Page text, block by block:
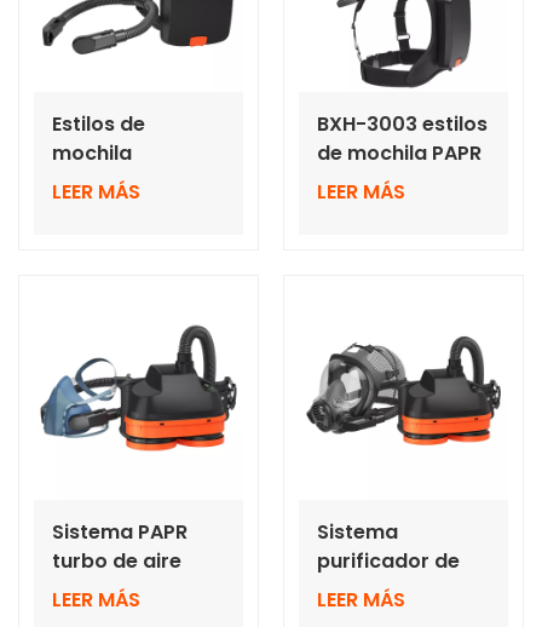
Estilos de
mochila
Respiradores
LEER MÁS
BXH-3003 estilos
de mochila PAPR
superligeros con
LEER MÁS
Sistema PAPR
turbo de aire
motorizado para
LEER MÁS
Sistema
purificador de
aire turbo PAPR
LEER MÁS